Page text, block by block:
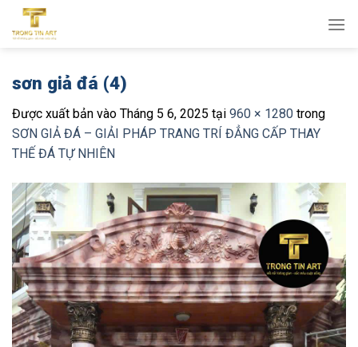
qua
sơn giả đá (4)
Được xuất bản vào Tháng 5 6, 2025 tại 960 × 1280 trong
SƠN GIẢ ĐÁ – GIẢI PHÁP TRANG TRÍ ĐẲNG CẤP THAY
THẾ ĐÁ TỰ NHIÊN